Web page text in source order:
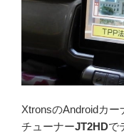
XtronsのAndroidカ
チューナーJT2HDで